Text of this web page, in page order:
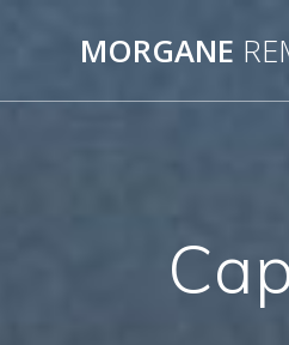
MORGANE